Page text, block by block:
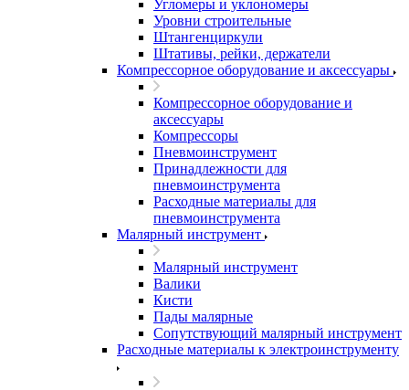
Угломеры и уклономеры
Уровни строительные
Штангенциркули
Штативы, рейки, держатели
Компрессорное оборудование и аксессуары
Компрессорное оборудование и
аксессуары
Компрессоры
Пневмоинструмент
Принадлежности для
пневмоинструмента
Расходные материалы для
пневмоинструмента
Малярный инструмент
Малярный инструмент
Валики
Кисти
Пады малярные
Сопутствующий малярный инструмент
Расходные материалы к электроинструменту